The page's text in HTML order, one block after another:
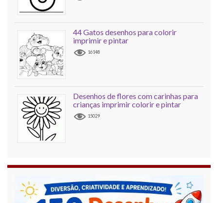
44 Gatos desenhos para colorir
imprimir e pintar
16148
Desenhos de flores com carinhas para
crianças imprimir colorir e pintar
15029